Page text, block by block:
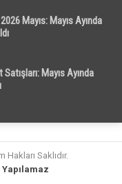
Mayıs: Mayıs Ayında
Mayıs Ayında
Hakları Saklıdır.